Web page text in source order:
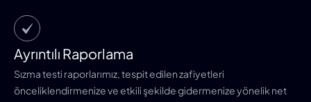
Ayrıntılı Raporlama
Sızma testi raporlarımız, tespit edilen zafiyetleri
önceliklendirmenize ve etkili şekilde gidermenize yönelik net